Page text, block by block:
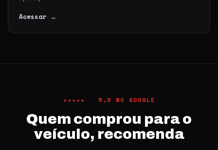
Acessar →
★★★★★ 5,0 NO GOOGLE
Quem comprou para o
veículo, recomenda